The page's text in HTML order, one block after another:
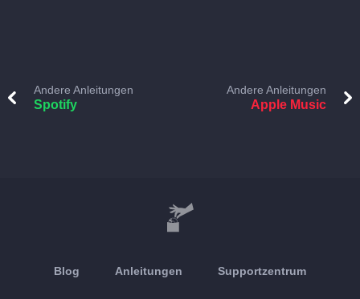
Andere Anleitungen
Spotify
Andere Anleitungen
Apple Music
Blog Anleitungen Supportzentrum